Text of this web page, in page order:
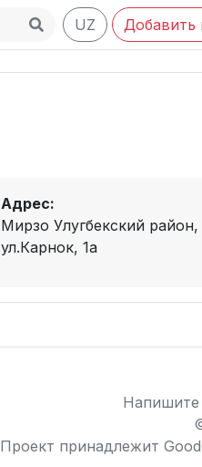
UZ
Адрес:
Мирзо Улугбекский район,
ул.Карнок, 1а
Напишите
Проект принадлежит